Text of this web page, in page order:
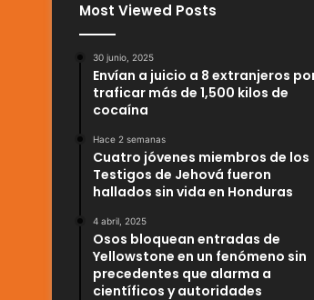
Most Viewed Posts
30 junio, 2025
Envían a juicio a 8 extranjeros
traficar más de 1,500 kilos de
cocaína
Hace 2 semanas
Cuatro jóvenes miembros de los
Testigos de Jehová fueron
hallados sin vida en Honduras
4 abril, 2025
Osos bloquean entradas de
Yellowstone en un fenómeno sin
precedentes que alarma a
científicos y autoridades